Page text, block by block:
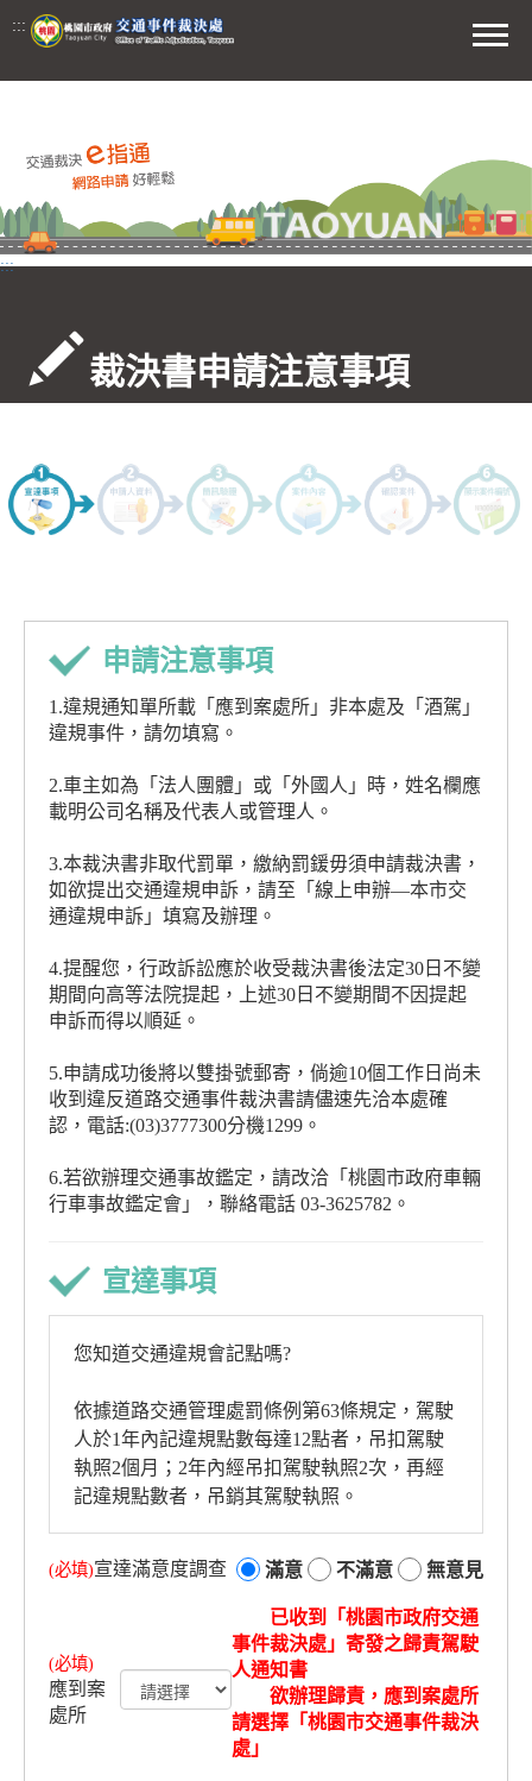
前往主要內容區
:::
功能
:::
裁決書申請注意事項
申請注意事項
1.違規通知單所載「應到案處所」非本處及「酒駕」
違規事件，請勿填寫。
2.車主如為「法人團體」或「外國人」時，姓名欄應
載明公司名稱及代表人或管理人。
3.本裁決書非取代罰單，繳納罰鍰毋須申請裁決書，
如欲提出交通違規申訴，請至「線上申辦—本市交
通違規申訴」填寫及辦理。
4.提醒您，行政訴訟應於收受裁決書後法定30日不變
期間向高等法院提起，上述30日不變期間不因提起
申訴而得以順延。
5.申請成功後將以雙掛號郵寄，倘逾10個工作日尚未
收到違反道路交通事件裁決書請儘速先洽本處確
認，電話:(03)3777300分機1299。
6.若欲辦理交通事故鑑定，請改洽「桃園市政府車輛
行車事故鑑定會」，聯絡電話 03-3625782。
宣達事項
您知道交通違規會記點嗎?
依據道路交通管理處罰條例第63條規定，駕駛
人於1年內記違規點數每達12點者，吊扣駕駛
執照2個月；2年內經吊扣駕駛執照2次，再經
記違規點數者，吊銷其駕駛執照。
為提供市民便利查詢交通違規及記點等資訊，
可多加使用監理服務網
(https://www.mvdis.gov.tw/)及監理服務APP服
務，手機下載「監理服務」APP並訂閱通知，
即可接收推播記點訊息，另亦可至四大超商
(統一、全家、OK、萊爾富)多媒體機即時查詢
相關資訊，如需進一步了解交通違規罰鍰及吊
宣達滿意度調查 滿意 不滿意 無意見
應到案
處所
已收到「桃園市政府交通
事件裁決處」寄發之歸責駕駛
人通知書
欲辦理歸責，應到案處所
請選擇「桃園市交通事件裁決
處」